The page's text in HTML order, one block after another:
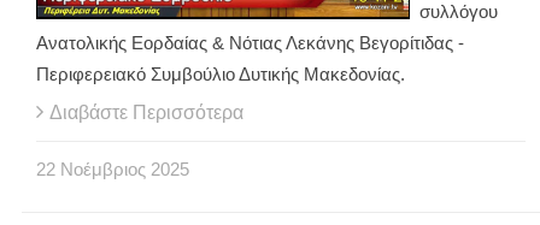
συλλόγου
Ανατολικής Εορδαίας & Νότιας Λεκάνης Βεγορίτιδας -
Περιφερειακό Συμβούλιο Δυτικής Μακεδονίας.
Διαβάστε Περισσότερα
22 Νοέμβριος 2025